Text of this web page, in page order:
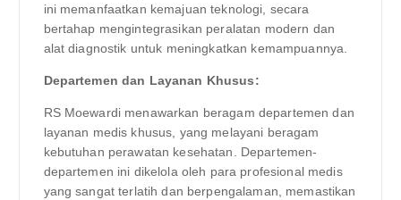
ini memanfaatkan kemajuan teknologi, secara
bertahap mengintegrasikan peralatan modern dan
alat diagnostik untuk meningkatkan kemampuannya.
Departemen dan Layanan Khusus:
RS Moewardi menawarkan beragam departemen dan
layanan medis khusus, yang melayani beragam
kebutuhan perawatan kesehatan. Departemen-
departemen ini dikelola oleh para profesional medis
yang sangat terlatih dan berpengalaman, memastikan